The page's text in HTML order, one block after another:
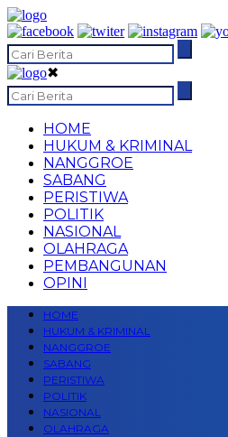
✖
HOME
HUKUM & KRIMINAL
NANGGROE
SABANG
PERISTIWA
POLITIK
NASIONAL
OLAHRAGA
PEMBANGUNAN
OPINI
HOME
HUKUM & KRIMINAL
NANGGROE
SABANG
PERISTIWA
POLITIK
NASIONAL
OLAHRAGA